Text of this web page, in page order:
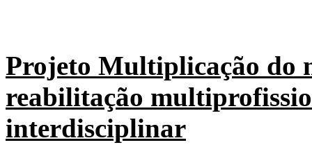
Projeto Multiplicação do
reabilitação
interdisciplinar